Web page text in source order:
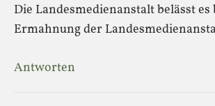
Die Landesmedienanstalt belässt es
Ermahnung der
Antworten